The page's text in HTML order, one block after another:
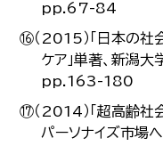
pp.67-84
⑯（2015）「日本の社
ケア」単著、新潟
pp.163-180
⑰（2014）「超高齢社
パーソナイズ市場